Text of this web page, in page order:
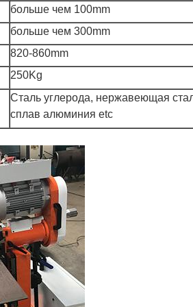
больше чем 100mm
больше чем 300mm
820-860mm
250Kg
Сталь углерода, нержавеющая
сплав алюминия etc